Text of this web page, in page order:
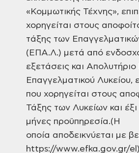
«Κομμωτικής Τέχνης»,
χορηγείται στους
τάξης των
(ΕΠΑ.Λ.) μετά από
εξετάσεις και Απολυτήριο
Επαγγελματικού Λυκείου,
που χορηγείται στους
Τάξης των Λυκείων και έξι
μήνες προϋπηρεσία.(Η
οποία αποδεικνύεται με
https://www.efka.gov.gr/